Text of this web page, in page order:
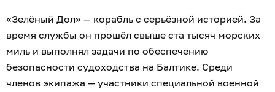
«Зелёный Дол» — корабль с серьёзной историей. За
время службы он прошёл свыше ста тысяч морских
миль и выполнял задачи по обеспечению
безопасности судоходства на Балтике. Среди
членов экипажа — участники специальной военной